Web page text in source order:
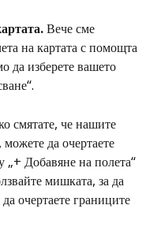
Вече сме
на картата с помощта
да изберете вашето
смятате, че нашите
да очертаете
„+ Добавяне на полета“
мишката, за да
очертаете границите